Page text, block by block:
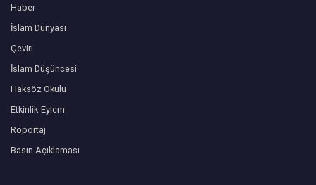
Haber
İslam Dünyası
Çeviri
İslam Düşüncesi
Haksöz Okulu
Etkinlik-Eylem
Röportaj
Basın Açıklaması